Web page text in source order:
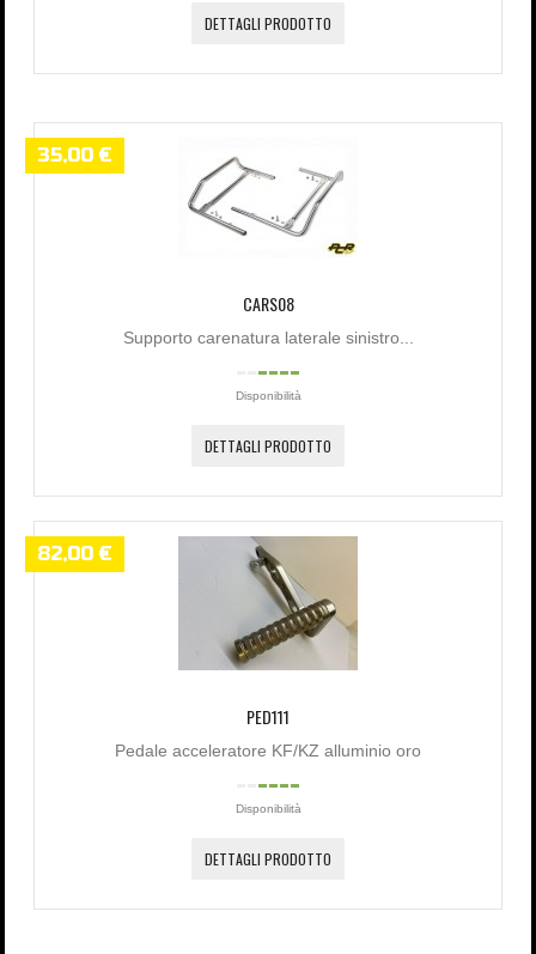
DETTAGLI PRODOTTO
35,00 €
CARS08
Supporto carenatura laterale sinistro...
Disponibilità
DETTAGLI PRODOTTO
82,00 €
PED111
Pedale acceleratore KF/KZ alluminio oro
Disponibilità
DETTAGLI PRODOTTO